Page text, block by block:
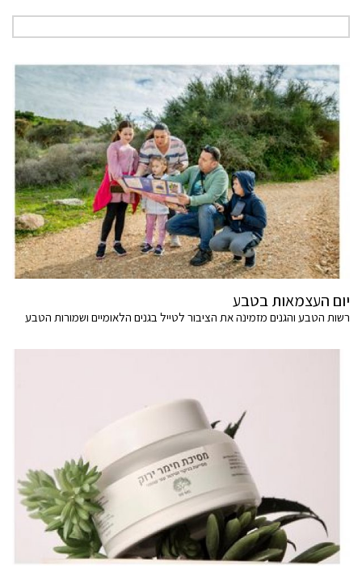
יום העצמאות בטבע
רשות הטבע והגנים מזמינה את הציבור לטייל בגנים הלאומיים ושמורות הטבע